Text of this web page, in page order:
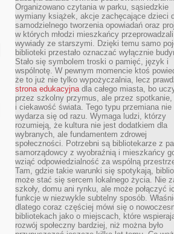
Organizowano czytania w parku, sąsiedzkie
wymiany książek, akcje zachęcające dzieci
samodzielnego tworzenia opowiadań oraz
w których młodzi mieszkańcy przeprowadzali
wywiady ze starszymi. Dzięki temu samo
biblioteki przestało oznaczać wyłącznie
Stało się symbolem troski o pamięć, język i
wspólnotę. W pewnym momencie ktoś
że to już nie tylko wypożyczalnia, lecz
strona edukacyjnadla całego miasta, bo
przez szkolny przymus, ale przez spotkanie,
i ciekawość świata. Tego typu przemiana nie
wydarza się od razu. Wymaga ludzi, którzy
rozumieją, że kultura nie jest dodatkiem dla
wybranych, ale fundamentem zdrowej
społeczności. Potrzebni są bibliotekarze z
samorządowcy z wyobraźnią i mieszkańcy
wziąć odpowiedzialność za wspólną
Tam, gdzie takie warunki się spotykają,
może stać się sercem lokalnego życia. Nie
szkoły, domu ani rynku, ale może połączyć
funkcje w niezwykle subtelny sposób.
dlatego coraz częściej mówi się o
bibliotekach jako o miejscach, które
rozwój społeczny bardziej, niż można było